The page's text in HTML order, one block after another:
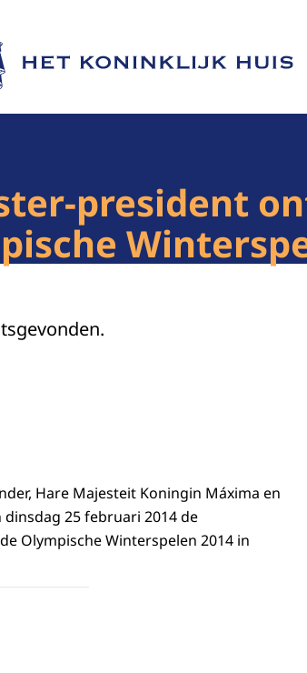
van Het Koninklijk Huis
president
Hare Majesteit Koningin Máxima en
25 februari 2014 de
Olympische Winterspelen 2014 in